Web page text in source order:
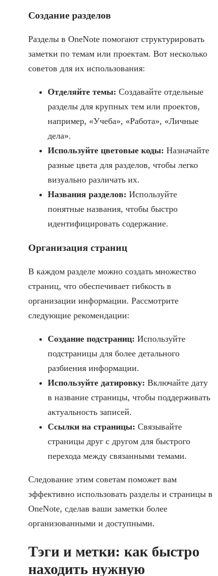
Создание разделов
Разделы в OneNote помогают структурировать
заметки по темам или проектам. Вот несколько
советов для их использования:
Отделяйте темы: Создавайте отдельные
разделы для крупных тем или проектов,
например, «Учеба», «Работа», «Личные
дела».
Используйте цветовые коды: Назначайте
разные цвета для разделов, чтобы легко
визуально различать их.
Названия разделов: Используйте
понятные названия, чтобы быстро
идентифицировать содержание.
Организация страниц
В каждом разделе можно создать множество
страниц, что обеспечивает гибкость в
организации информации. Рассмотрите
следующие рекомендации:
Создание подстраниц: Используйте
подстраницы для более детального
разбиения информации.
Используйте датировку: Включайте дату
в название страницы, чтобы поддерживать
актуальность записей.
Ссылки на страницы: Связывайте
страницы друг с другом для быстрого
перехода между связанными темами.
Следование этим советам поможет вам
эффективно использовать разделы и страницы в
OneNote, сделав ваши заметки более
организованными и доступными.
Тэги и метки: как быстро
находить нужную